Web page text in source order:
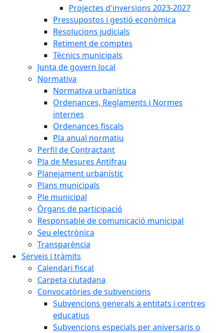
Projectes d'inversions 2023-2027
Pressupostos i gestió econòmica
Resolucions judicials
Retiment de comptes
Tècnics municipals
Junta de govern local
Normativa
Normativa urbanística
Ordenances, Reglaments i Normes
internes
Ordenances fiscals
Pla anual normatiu
Perfil de Contractant
Pla de Mesures Antifrau
Planejament urbanístic
Plans municipals
Ple municipal
Òrgans de participació
Responsable de comunicació municipal
Seu electrònica
Transparència
Serveis i tràmits
Calendari fiscal
Carpeta ciutadana
Convocatòries de subvencions
Subvencions generals a entitats i centres
educatius
Subvencions especials per aniversaris o